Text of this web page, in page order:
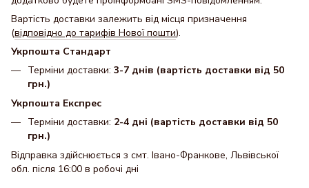
Вартість доставки залежить від місця призначення
(відповідно до тарифів Нової пошти).
Укрпошта Стандарт
Терміни доставки: 3-7 днів (вартість доставки від 50
грн.)
Укрпошта Експрес
Терміни доставки: 2-4 дні (вартість доставки від 50
грн.)
Відправка здійснюється з смт. Івано-Франкове, Львівської
обл. після 16:00 в робочі дні